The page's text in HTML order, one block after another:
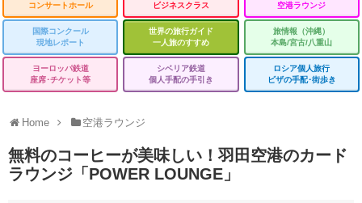
コンサートホール
ビジネスクラス
空港ラウンジ
国際コンクール
現地レポート
世界の旅行ガイド
一人旅のすすめ
旅情報（沖縄）
本島/宮古/八重山
ヨーロッパ鉄道
座席･チケット等
シベリア鉄道
個人手配の手引き
ロシア個人旅行
ビザの手配･街歩き
Home 空港ラウンジ
無料のコーヒーが美味しい！羽田空港のカード
ラウンジ「POWER LOUNGE」